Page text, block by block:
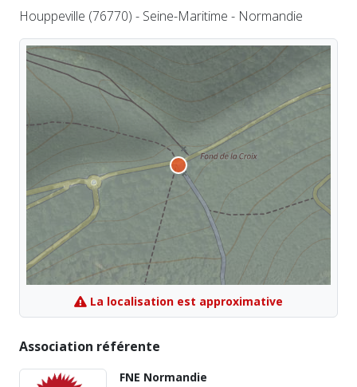
Houppeville (76770) - Seine-Maritime - Normandie
La localisation est approximative
Association référente
FNE Normandie